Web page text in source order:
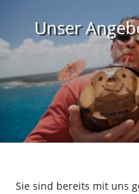
Reiseziele
Buchen
Schiffe
Urlaub mit Carnival
Katalog
Unser
Sie sind bereits mit uns